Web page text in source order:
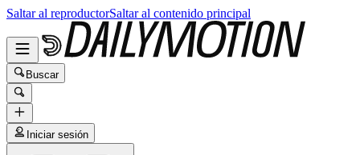
Saltar al reproductorSaltar al contenido principal
Buscar
Iniciar sesión